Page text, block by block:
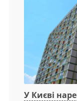
У Києві